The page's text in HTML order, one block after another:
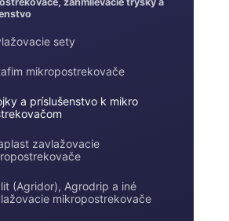
sety
mikropostrekovače
a príslušenstvo k mikro
zavlažovacie
(Agridor), Agrodrip a iné
mikropostrekovače